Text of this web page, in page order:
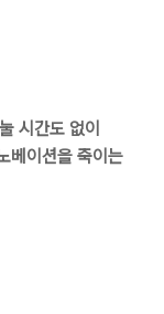
시간도 없이
베이션을 죽이는